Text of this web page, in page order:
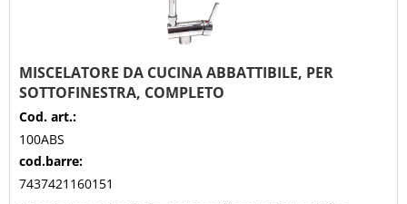
MISCELATORE DA CUCINA ABBATTIBILE, PER
SOTTOFINESTRA, COMPLETO
Cod. art.:
100ABS
cod.barre:
7437421160151